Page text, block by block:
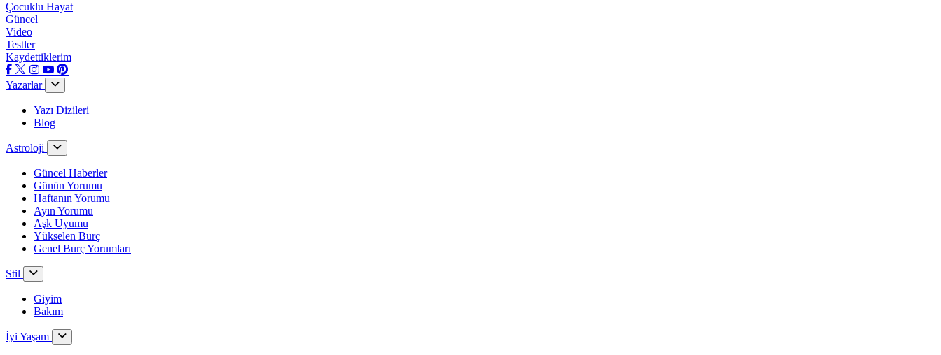
Çocuklu Hayat
Güncel
Video
Testler
Kaydettiklerim
Yazarlar
Yazı Dizileri
Blog
Astroloji
Güncel Haberler
Günün Yorumu
Haftanın Yorumu
Ayın Yorumu
Aşk Uyumu
Yükselen Burç
Genel Burç Yorumları
Stil
Giyim
Bakım
İyi Yaşam